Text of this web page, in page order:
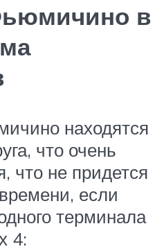
в
находятся
что очень
что не придется
если
терминала
4: